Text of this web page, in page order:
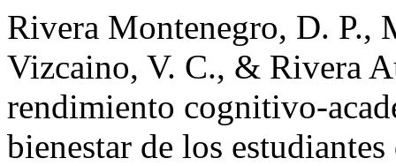
Rivera Montenegro, D. P.,
Vizcaino, V. C., & Rivera
rendimiento cognitivo-
bienestar de los